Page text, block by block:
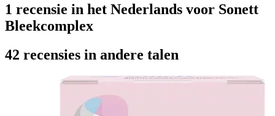
1 recensie in het Nederlands voor Sonett
Bleekcomplex
42 recensies in andere talen